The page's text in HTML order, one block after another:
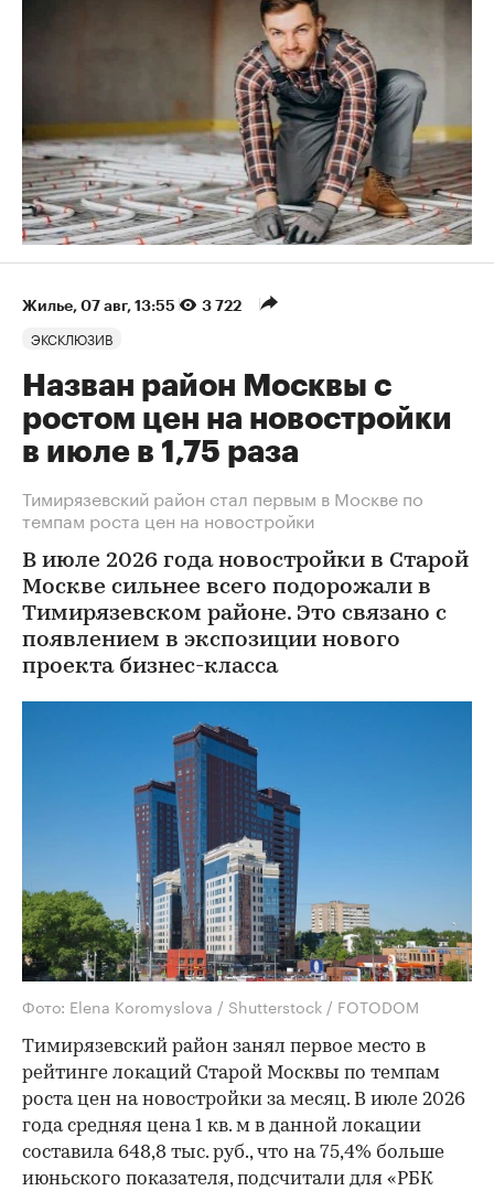
Жилье 07 авг, 13:55 3 722
ЭКСКЛЮЗИВ
Назван район Москвы с
ростом цен на новостройки
в июле в 1,75 раза
Тимирязевский район стал первым в Москве по
темпам роста цен на новостройки
В июле 2026 года новостройки в Старой
Москве сильнее всего подорожали в
Тимирязевском районе. Это связано с
появлением в экспозиции нового
проекта бизнес-класса
Фото: Elena Koromyslova / Shutterstock / FOTODOM
Тимирязевский район занял первое место в
рейтинге локаций Старой Москвы по темпам
роста цен на новостройки за месяц. В июле 2026
года средняя цена 1 кв. м в данной локации
составила 648,8 тыс. руб., что на 75,4% больше
июньского показателя, подсчитали для «РБК